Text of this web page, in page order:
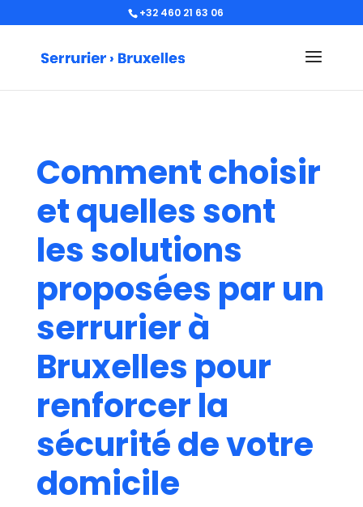
+32 460 21 63 06
Comment choisir
et quelles sont
les solutions
proposées par un
serrurier à
Bruxelles pour
renforcer la
sécurité de votre
domicile